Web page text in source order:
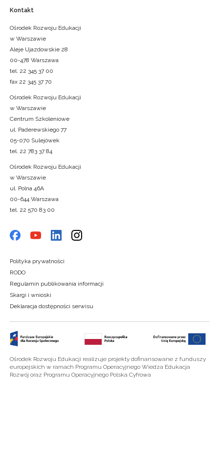
Kontakt
Ośrodek Rozwoju Edukacji
w Warszawie
Aleje Ujazdowskie 28
00-478 Warszawa
tel. 22 345 37 00
fax 22 345 37 70
Ośrodek Rozwoju Edukacji
w Warszawie
Centrum Szkoleniowe
ul. Paderewskiego 77
05-070 Sulejówek
tel. 22 783 37 84
Ośrodek Rozwoju Edukacji
w Warszawie
ul. Polna 46A
00-644 Warszawa
tel. 22 570 83 00
Polityka prywatności
RODO
Regulamin publikowania informacji
Skargi i wnioski
Deklaracja dostępności serwisu
Ośrodek Rozwoju Edukacji realizuje projekty dofinansowane z funduszy
europejskich w ramach Programu Operacyjnego Wiedza Edukacja
Rozwój oraz Programu Operacyjnego Polska Cyfrowa